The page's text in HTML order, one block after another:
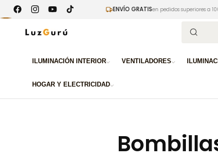
directamente
al contenido
FacebookInstagramYouTubeTikTok
SSL garantizado ENVÍO GRATISen pedidos superiores a 100€
Búsqueda
ILUMINACIÓN INTERIOR VENTILADORES
HOGAR Y ELECTRICIDAD